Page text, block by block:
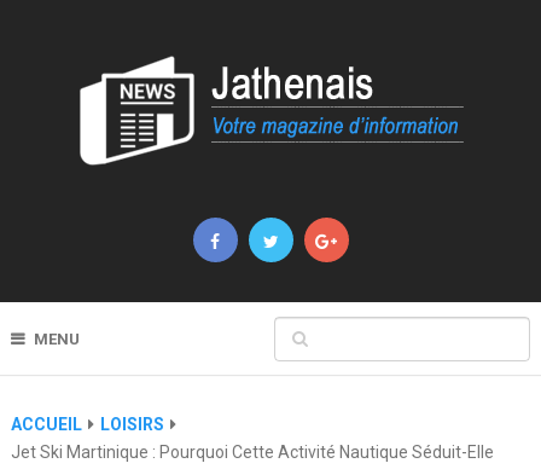
MENU
ACCUEIL
LOISIRS
Jet Ski Martinique : Pourquoi Cette Activité Nautique Séduit-Elle